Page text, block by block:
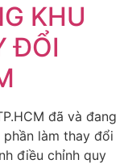
KHU
ĐỔI
đã và đang
làm thay đổi
điều chỉnh quy